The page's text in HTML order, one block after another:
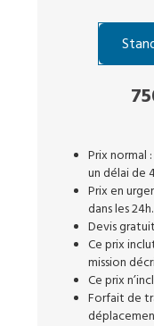
Prix normal
un délai de
Prix en
dans les 24h.
Devis
Ce prix
mission
Ce prix
Forfait de